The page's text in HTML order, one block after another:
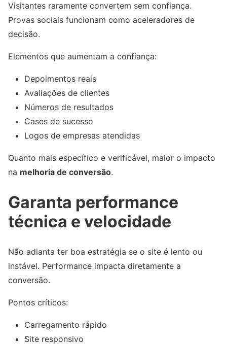
Visitantes raramente convertem sem confiança.
Provas sociais funcionam como aceleradores de
decisão.
Elementos que aumentam a confiança:
Depoimentos reais
Avaliações de clientes
Números de resultados
Cases de sucesso
Logos de empresas atendidas
Quanto mais específico e verificável, maior o impacto
na melhoria de conversão.
Garanta performance
técnica e velocidade
Não adianta ter boa estratégia se o site é lento ou
instável. Performance impacta diretamente a
conversão.
Pontos críticos:
Carregamento rápido
Site responsivo